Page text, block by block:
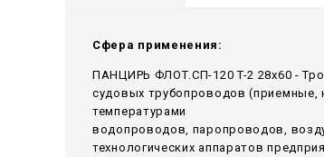
Сфера применения:
ПАНЦИРЬ ФЛОТ.СП-120 T-2 28x60 -
судовых трубопроводов
температурами
водопроводов, паропроводов,
технологических аппаратов